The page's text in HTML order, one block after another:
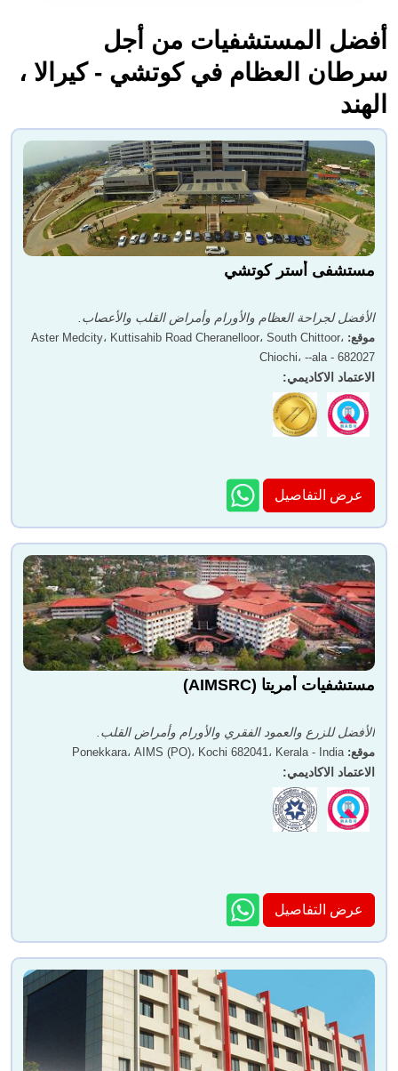
أفضل المستشفيات من أجل
سرطان العظام في كوتشي - كيرالا ،
الهند
مستشفى أستر كوتشي
الأفضل لجراحة العظام والأورام وأمراض القلب والأعصاب.
موقع: Aster Medcity، Kuttisahib Road Cheranelloor، South Chittoor،
Chiochi، --ala - 682027
الاعتماد الاكاديمي:
عرض التفاصيل
مستشفيات أمريتا (AIMSRC)
الأفضل للزرع والعمود الفقري والأورام وأمراض القلب.
موقع: Ponekkara، AIMS (PO)، Kochi 682041، Kerala - India
الاعتماد الاكاديمي:
عرض التفاصيل